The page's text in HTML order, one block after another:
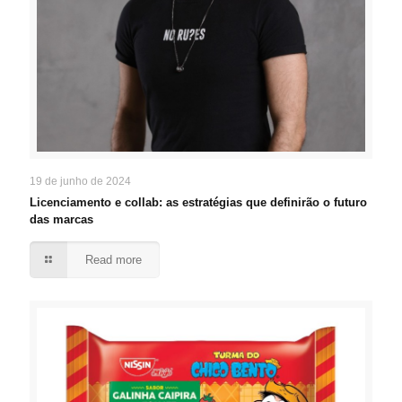
19 de junho de 2024
Licenciamento e collab: as estratégias que definirão o futuro
das marcas
Read more